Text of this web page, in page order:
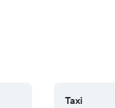
Taxi